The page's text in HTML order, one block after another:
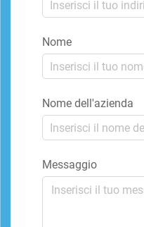
Nome
Nome dell'azienda
Messaggio